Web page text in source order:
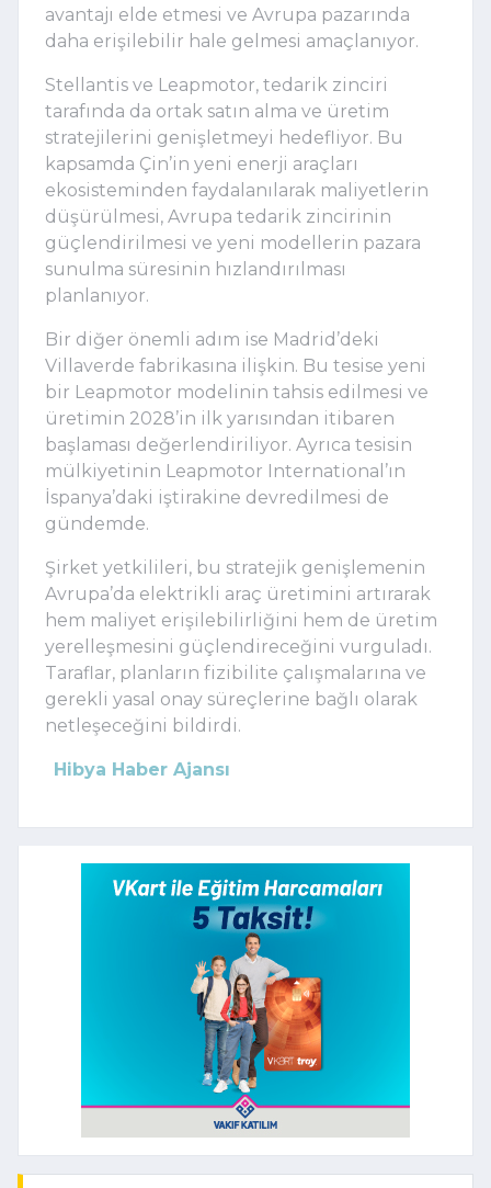
avantajı elde etmesi ve Avrupa pazarında
daha erişilebilir hale gelmesi amaçlanıyor.
Stellantis ve Leapmotor, tedarik zinciri
tarafında da ortak satın alma ve üretim
stratejilerini genişletmeyi hedefliyor. Bu
kapsamda Çin’in yeni enerji araçları
ekosisteminden faydalanılarak maliyetlerin
düşürülmesi, Avrupa tedarik zincirinin
güçlendirilmesi ve yeni modellerin pazara
sunulma süresinin hızlandırılması
planlanıyor.
Bir diğer önemli adım ise Madrid’deki
Villaverde fabrikasına ilişkin. Bu tesise yeni
bir Leapmotor modelinin tahsis edilmesi ve
üretimin 2028’in ilk yarısından itibaren
başlaması değerlendiriliyor. Ayrıca tesisin
mülkiyetinin Leapmotor International’ın
İspanya’daki iştirakine devredilmesi de
gündemde.
Şirket yetkilileri, bu stratejik genişlemenin
Avrupa’da elektrikli araç üretimini artırarak
hem maliyet erişilebilirliğini hem de üretim
yerelleşmesini güçlendireceğini vurguladı.
Taraflar, planların fizibilite çalışmalarına ve
gerekli yasal onay süreçlerine bağlı olarak
netleşeceğini bildirdi.
Hibya Haber Ajansı